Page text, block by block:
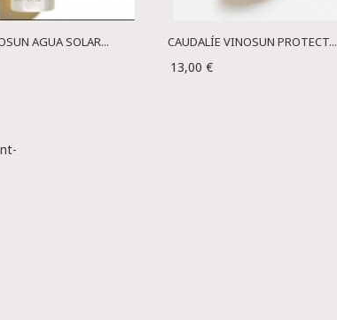
AGUA SOLAR... CAUDALÍE VINOSUN PROTECT...
13,00 €